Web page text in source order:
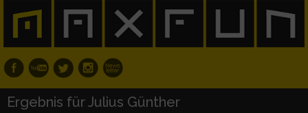
Ergebnis für Julius Günther